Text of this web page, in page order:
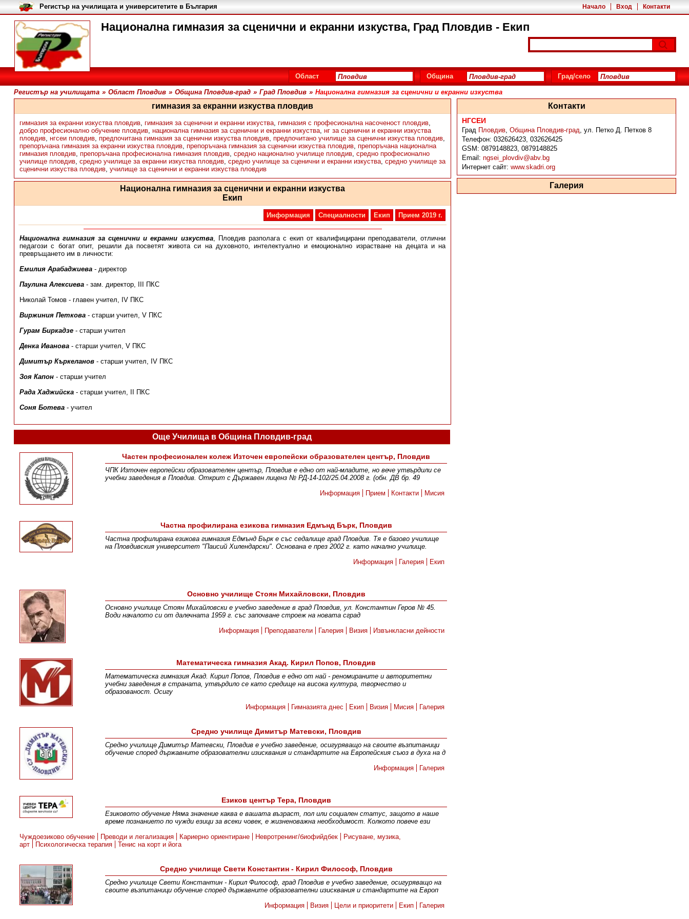
Национална гимназия за сценични и екранни изкуства, Град Пловдив - Екип
Начало Вход Контакти
Регистър на училищата и университетите в България
Област Община Град/село
Регистър на училищата » Област Пловдив » Община Пловдив-град » Град Пловдив » Национална гимназия за сценични и екранни изкуства
гимназия за екранни изкуства пловдив
гимназия за екранни изкуства пловдив, гимназия за сценични и екранни изкуства, гимназия с професионална насоченост пловдив,
добро професионално обучение пловдив, национална гимназия за сценични и екранни изкуства, нг за сценични и екранни изкуства
пловдив, нгсеи пловдив, предпочитана гимназия за сценични изкуства пловдив, предпочитано училище за сценични изкуства пловдив,
препоръчана гимназия за екранни изкуства пловдив, препоръчана гимназия за сценични изкуства пловдив, препоръчана национална
гимназия пловдив, препоръчана професионална гимназия пловдив, средно национално училище пловдив, средно професионално
училище пловдив, средно училище за екранни изкуства пловдив, средно училище за сценични и екранни изкуства, средно училище за
сценични изкуства пловдив, училище за сценични и екранни изкуства пловдив
Национална гимназия за сценични и екранни изкуства
Екип
Информация Специалности Екип Прием 2019 г.
Национална гимназия за сценични и екранни изкуства, Пловдив разполага с екип от квалифицирани преподаватели, отлични
педагози с богат опит, решили да посветят живота си на духовното, интелектуално и емоционално израстване на децата и на
превръщането им в личности:
Емилия Арабаджиева- директор
Паулина Алексиева- зам. директор, III ПКС
Николай Томов - главен учител, IV ПКС
Виржиния Петкова - старши учител, V ПКС
Гурам Биркадзе- старши учител
Денка Иванова- старши учител, V ПКС
Димитър Къркеланов- старши учител, IV ПКС
Зоя Капон - старши учител
Рада Хаджийска- старши учител, II ПКС
Соня Ботева- учител
Контакти
НГСЕИ
Град Пловдив, Община Пловдив-град, ул. Петко Д. Петков 8
Телефон: 032626423, 032626425
GSM: 0879148823, 0879148825
Email: ngsei_plovdiv@abv.bg
Интернет сайт: www.skadri.org
Галерия
Още Училища в Община Пловдив-град
Частен професионален колеж Източен европейски образователен център, Пловдив
ЧПК Източен европейски образователен център, Пловдив е едно от най-младите, но вече утвърдили се
учебни заведения в Пловдив. Открит с Държавен лиценз № РД-14-102/25.04.2008 г. (обн. ДВ бр. 49
Информация
Прием Контакти Мисия
Частна профилирана езикова гимназия Едмънд Бърк, Пловдив
Частна профилирана езикова гимназия Едмънд Бърк е със седалище град Пловдив. Тя е базово училище
на Пловдивския университет "Паисий Хилендарски". Основана е през 2002 г. като начално училище.
Информация
Галерия Екип
Основно училище Стоян Михайловски, Пловдив
Основно училище Стоян Михайловски е учебно заведение в град Пловдив, ул. Константин Геров № 45.
Води началото си от далечната 1959 г. със започване строеж на новата сград
Информация
Преподаватели Галерия Визия Извънкласни дейности
Математическа гимназия Акад. Кирил Попов, Пловдив
Математическа гимназия Акад. Кирил Попов, Пловдив е едно от най - реномираните и авторитетни
учебни заведения в страната, утвърдило се като средище на висока култура, творчество и
образованост. Осигу
Информация
Гимназията днес Екип Визия Мисия Галерия
Средно училище Димитър Матевски, Пловдив
Средно училище Димитър Матевски, Пловдив е учебно заведение, осигуряващо на своите възпитаници
обучение според държавните образователни изисквания и стандартите на Европейския съюз в духа на д
Информация
Галерия
Езиков център Тера, Пловдив
Eзиковото обучение Няма значение каква е вашата възраст, пол или социален статус, защото в наше
време познанието по чужди езици за всеки човек, е жизненоважна необходимост. Колкото повече ези
Чуждоезиково обучение
Преводи и легализация Кариерно ориентиране Невротренинг/биофийдбек
Рисуване, музика,
арт
Психологическа терапия Тенис на корт и йога
Средно училище Свети Константин - Кирил Философ, Пловдив
Средно училище Свети Константин - Кирил Философ, град Пловдив е учебно заведение, осигуряващо на
своите възпитаници обучение според държавните образователни изисквания и стандартите на Европ
Информация
Визия Цели и приоритети Екип Галерия